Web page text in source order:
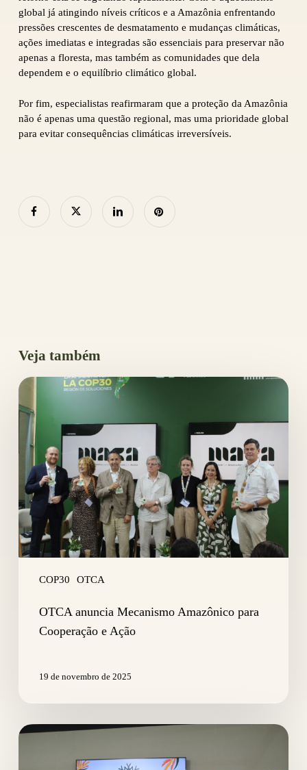
global já atingindo níveis críticos e a Amazônia enfrentando
pressões crescentes de desmatamento e mudanças climáticas,
ações imediatas e integradas são essenciais para preservar não
apenas a floresta, mas também as comunidades que dela
dependem e o equilíbrio climático global.
Por fim, especialistas reafirmaram que a proteção da Amazônia
não é apenas uma questão regional, mas uma prioridade global
para evitar consequências climáticas irreversíveis.
Veja também
COP30 OTCA
OTCA
Mecanismo
Amazônico
para
Cooperação
Ação
OTCA anuncia Mecanismo Amazônico para
Cooperação e Ação
19 de novembro de 2025
OTCA